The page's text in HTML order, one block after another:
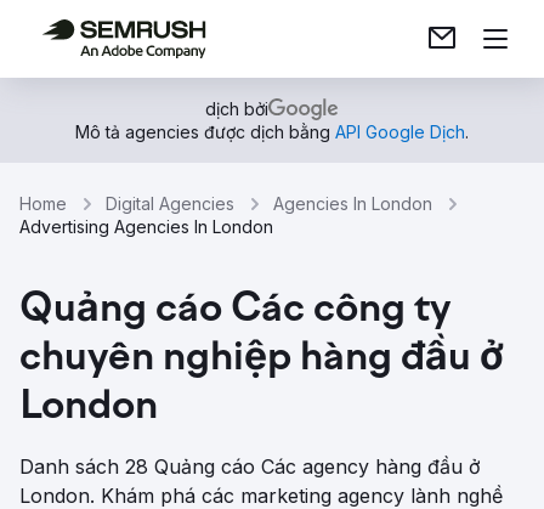
dịch bởi
Mô tả agencies được dịch bằng API Google Dịch.
Home Digital Agencies
Agencies In London
Advertising Agencies In London
Quảng cáo Các công ty
chuyên nghiệp hàng đầu ở
London
Danh sách 28 Quảng cáo Các agency hàng đầu ở
London. Khám phá các marketing agency lành nghề